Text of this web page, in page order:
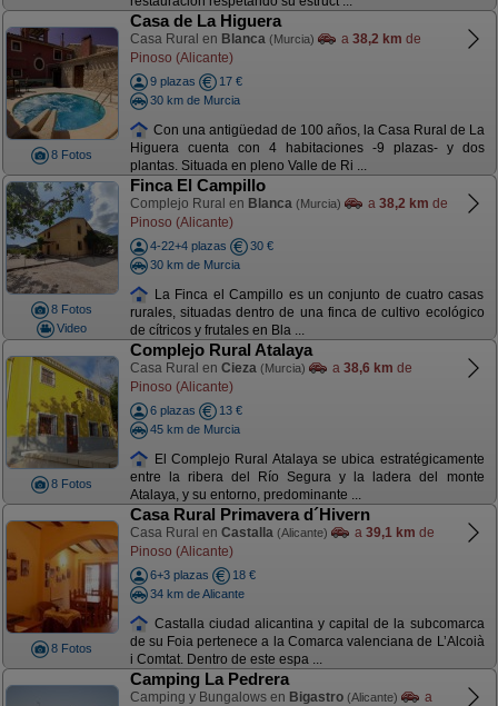
8 Fotos
Casa de La Higuera
Casa Rural en Blanca (Murcia) a 38,2 km de
Pinoso (Alicante)
9 plazas
17 €
30 km de Murcia
Con una antigüedad de 100 años, la Casa Rural de La
Higuera cuenta con 4 habitaciones -9 plazas- y dos
plantas. Situada en pleno Valle de Ri ...
8 Fotos
Video
Finca El Campillo
Complejo Rural en Blanca (Murcia) a 38,2 km de
Pinoso (Alicante)
4-22+4 plazas
30 €
30 km de Murcia
La Finca el Campillo es un conjunto de cuatro casas
rurales, situadas dentro de una finca de cultivo ecológico
de cítricos y frutales en Bla ...
8 Fotos
Complejo Rural Atalaya
Casa Rural en Cieza (Murcia) a 38,6 km de
Pinoso (Alicante)
6 plazas
13 €
45 km de Murcia
El Complejo Rural Atalaya se ubica estratégicamente
entre la ribera del Río Segura y la ladera del monte
Atalaya, y su entorno, predominante ...
8 Fotos
Casa Rural Primavera d´Hivern
Casa Rural en Castalla (Alicante) a 39,1 km de
Pinoso (Alicante)
6+3 plazas
18 €
34 km de Alicante
Castalla ciudad alicantina y capital de la subcomarca
de su Foia pertenece a la Comarca valenciana de L’Alcoià
i Comtat. Dentro de este espa ...
Camping La Pedrera
Camping y Bungalows en Bigastro (Alicante)
a